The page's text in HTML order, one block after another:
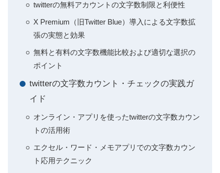
twitterの無料アカウントの文字数制限と利便性
X Premium（旧Twitter Blue）導入による文字数拡
張の実態と効果
無料と有料の文字数機能比較および適切な選択の
ポイント
twitterの文字数カウント・チェックの実践ガ
イド
オンライン・アプリを使ったtwitterの文字数カウン
トの活用術
エクセル・ワード・メモアプリでの文字数カウン
ト応用テクニック